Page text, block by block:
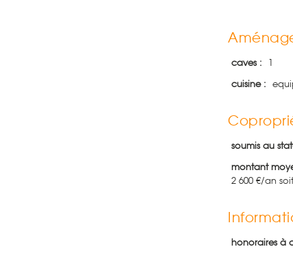
caves : 1
cuisine :
soumis au
montant
2 600 €/an
honoraires à